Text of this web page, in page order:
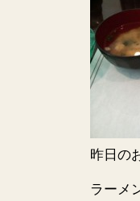
昨日の
ラーメ